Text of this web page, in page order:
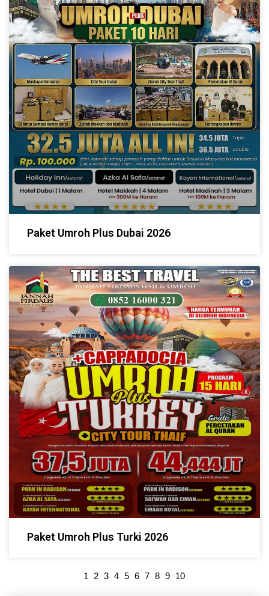
Paket Umroh Plus Dubai 2026
Paket Umroh Plus Turki 2026
1 2 3 4 5 6 7 8 9 10